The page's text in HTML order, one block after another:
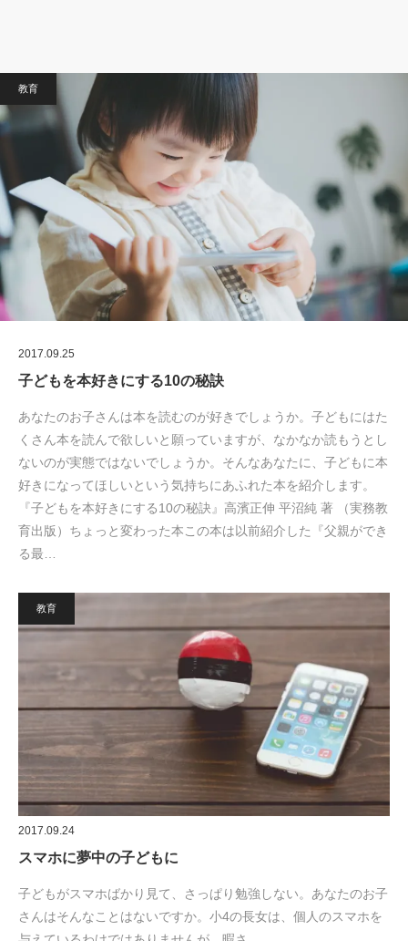
教育
2017.09.25
子どもを本好きにする10の秘訣
あなたのお子さんは本を読むのが好きでしょうか。子どもにはた
くさん本を読んで欲しいと願っていますが、なかなか読もうとし
ないのが実態ではないでしょうか。そんなあなたに、子どもに本
好きになってほしいという気持ちにあふれた本を紹介します。
『子どもを本好きにする10の秘訣』高濱正伸 平沼純 著 （実務教
育出版）ちょっと変わった本この本は以前紹介した『父親ができ
る最…
教育
2017.09.24
スマホに夢中の子どもに
子どもがスマホばかり見て、さっぱり勉強しない。あなたのお子
さんはそんなことはないですか。小4の長女は、個人のスマホを